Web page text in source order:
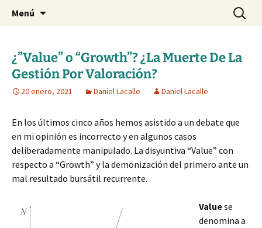
dlacalle.com
Blog de Daniel Lacalle
Menú Buscar:
¿”Value” o “Growth”? ¿La Muerte De La
Gestión Por Valoración?
20 enero, 2021 Daniel Lacalle Daniel Lacalle
En los últimos cinco años hemos asistido a un debate que
en mi opinión es incorrecto y en algunos casos
deliberadamente manipulado. La disyuntiva “Value” con
respecto a “Growth” y la demonización del primero ante un
mal resultado bursátil recurrente.
Valuese
denomina a